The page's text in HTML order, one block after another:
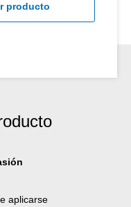
producto
aplicarse